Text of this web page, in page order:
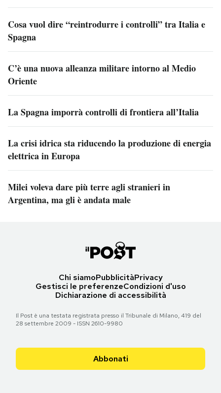
Cosa vuol dire “reintrodurre i controlli” tra Italia e
Spagna
C’è una nuova alleanza militare intorno al Medio
Oriente
La Spagna imporrà controlli di frontiera all’Italia
La crisi idrica sta riducendo la produzione di energia
elettrica in Europa
Milei voleva dare più terre agli stranieri in
Argentina, ma gli è andata male
Chi siamoPubblicitàPrivacy
Gestisci le preferenzeCondizioni d'uso
Dichiarazione di accessibilità
Il Post è una testata registrata presso il Tribunale di Milano, 419 del
28 settembre 2009 - ISSN 2610-9980
Abbonati